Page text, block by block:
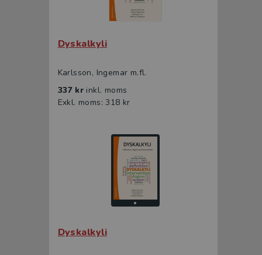
Dyskalkyli
Karlsson, Ingemar m.fl.
337 kr inkl. moms
Exkl. moms: 318 kr
Dyskalkyli